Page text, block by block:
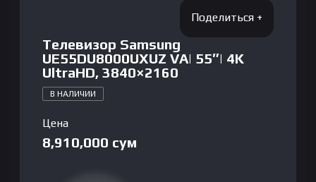
Телевизор Samsung
UE55DU8000UXUZ VA| 55″| 4K
UltraHD, 3840×2160
В НАЛИЧИИ
Цена
8,910,000 сум